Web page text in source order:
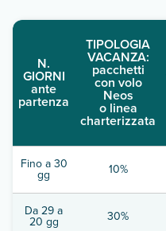
N.
GIORNI
ante
partenza
TIPOLOGIA
VACANZA:
pacchetti
con volo
Neos
o linea
charterizzata
Fino a 30
gg 10%
Da 29 a
20 gg 30%